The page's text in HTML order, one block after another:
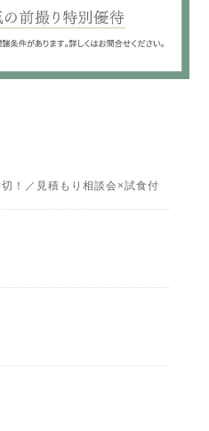
！／見積もり相談会×試食付